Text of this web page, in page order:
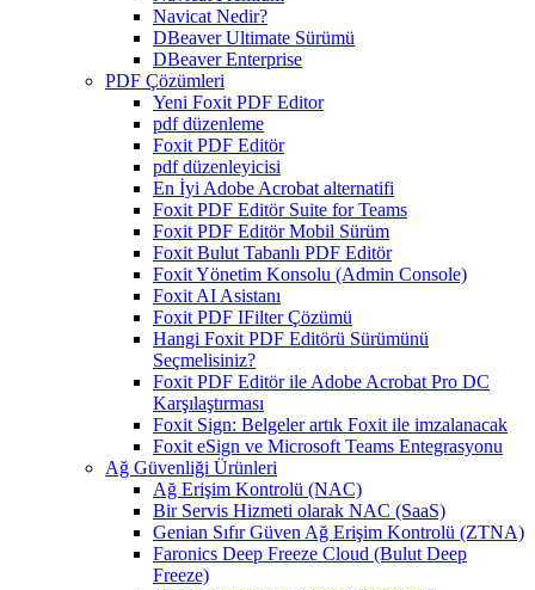
Navicat Nedir?
DBeaver Ultimate Sürümü
DBeaver Enterprise
PDF Çözümleri
Yeni Foxit PDF Editor
pdf düzenleme
Foxit PDF Editör
pdf düzenleyicisi
En İyi Adobe Acrobat alternatifi
Foxit PDF Editör Suite for Teams
Foxit PDF Editör Mobil Sürüm
Foxit Bulut Tabanlı PDF Editör
Foxit Yönetim Konsolu (Admin Console)
Foxit AI Asistanı
Foxit PDF IFilter Çözümü
Hangi Foxit PDF Editörü Sürümünü
Seçmelisiniz?
Foxit PDF Editör ile Adobe Acrobat Pro DC
Karşılaştırması
Foxit Sign: Belgeler artık Foxit ile imzalanacak
Foxit eSign ve Microsoft Teams Entegrasyonu
Ağ Güvenliği Ürünleri
Ağ Erişim Kontrolü (NAC)
Bir Servis Hizmeti olarak NAC (SaaS)
Genian Sıfır Güven Ağ Erişim Kontrolü (ZTNA)
Faronics Deep Freeze Cloud (Bulut Deep
Freeze)